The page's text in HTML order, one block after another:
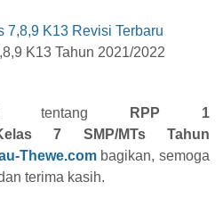
7,8,9 K13 Revisi Terbaru
K13 Tahun 2021/2022
tentang
RPP 1
7 SMP/MTs Tahun
Thewe.combagikan, semoga
terima kasih.